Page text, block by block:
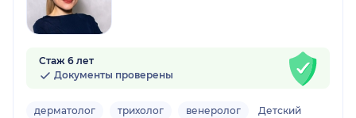
Стаж 6 лет
Документы проверены
дерматолог трихолог венеролог Детский